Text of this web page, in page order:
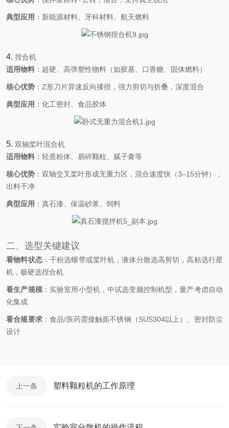
典型应用 ‌：新能源材料、牙科材料、航天燃料
4. ‌ 捏合机
适用物料 ‌：超硬、高弹塑性物料（如胶基、口香糖、固体燃料）
核心优势 ‌：Z形刀片异速反向揉捏，强力剪切与折叠，深度混合
典型应用 ‌：化工密封、食品胶体
5. ‌ 双轴桨叶混合机
适用物料 ‌：轻质粉体、易碎颗粒、腻子膏等
核心优势 ‌：双轴交叉桨叶形成无重力区，混合速度快（3–15分钟），
出料干净
典型应用 ‌：真石漆、保温砂浆、饲料
二、选型关键建议
看物料状态‌：干粉选螺带或桨叶机，液体分散选高剪切，高粘选行星
机，极硬选捏合机
看生产规模‌：实验室用小型机，中试选变频控制机型，量产考虑自动
化集成
看合规要求‌：食品/医药需接触面不锈钢（SUS304以上）、密封防尘
设计
上一条 塑料颗粒机的工作原理